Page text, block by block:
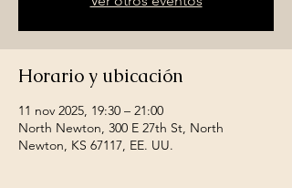
Horario y ubicación
11 nov 2025, 19:30 – 21:00
North Newton, 300 E 27th St, North
Newton, KS 67117, EE. UU.